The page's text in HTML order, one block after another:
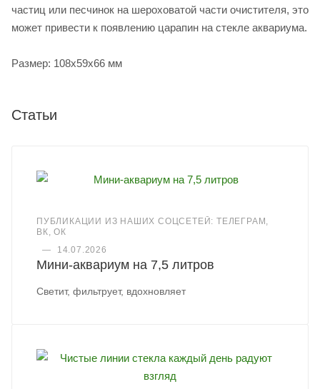
частиц или песчинок на шероховатой части очистителя, это
может привести к появлению царапин на стекле аквариума.
Размер: 108х59х66 мм
Статьи
ПУБЛИКАЦИИ ИЗ НАШИХ СОЦСЕТЕЙ: ТЕЛЕГРАМ,
ВК, ОК
—
14.07.2026
Мини-аквариум на 7,5 литров
Светит, фильтрует, вдохновляет